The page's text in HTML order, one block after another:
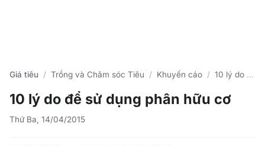
Giá tiêu Trồng và Chăm sóc Tiêu Khuyến cáo 10 lý do để sử dụng phân hữu cơ
10 lý do để sử dụng phân hữu cơ
Thứ Ba, 14/04/2015